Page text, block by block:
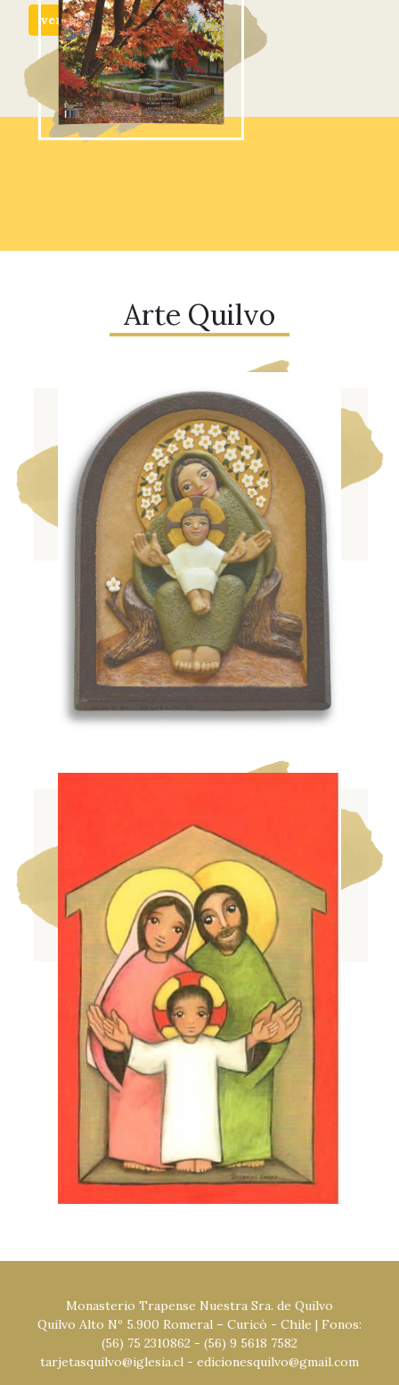
ver más
Arte Quilvo
Monasterio Trapense Nuestra Sra. de Quilvo
Quilvo Alto Nº 5.900 Romeral – Curicó - Chile | Fonos:
(56) 75 2310862 - (56) 9 5618 7582
tarjetasquilvo@iglesia.cl - edicionesquilvo@gmail.com